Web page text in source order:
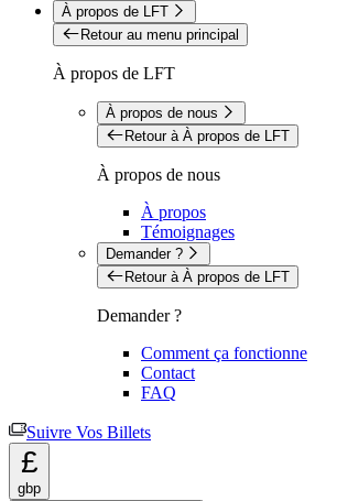
À propos de LFT
Retour au menu principal
À propos de LFT
À propos de nous
Retour à À propos de LFT
À propos de nous
À propos
Témoignages
Demander ?
Retour à À propos de LFT
Demander ?
Comment ça fonctionne
Contact
FAQ
Suivre Vos Billets
£
gbp